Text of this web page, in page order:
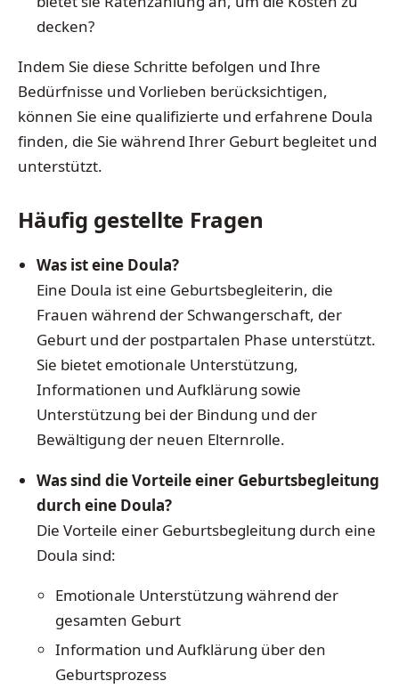
decken?
Indem Sie diese Schritte befolgen und Ihre
Bedürfnisse und Vorlieben berücksichtigen,
können Sie eine qualifizierte und erfahrene Doula
finden, die Sie während Ihrer Geburt begleitet und
unterstützt.
Häufig gestellte Fragen
Was ist eine Doula?
Eine Doula ist eine Geburtsbegleiterin, die
Frauen während der Schwangerschaft, der
Geburt und der postpartalen Phase unterstützt.
Sie bietet emotionale Unterstützung,
Informationen und Aufklärung sowie
Unterstützung bei der Bindung und der
Bewältigung der neuen Elternrolle.
Was sind die Vorteile einer Geburtsbegleitung
durch eine Doula?
Die Vorteile einer Geburtsbegleitung durch eine
Doula sind:
Emotionale Unterstützung während der
gesamten Geburt
Information und Aufklärung über den
Geburtsprozess